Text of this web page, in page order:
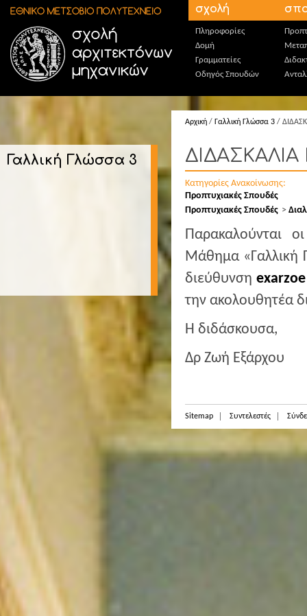
Παράκαμψη προς το κυρίως περιεχόμενο σχολή
Πληροφορίες
Δομή
Γραμματείες
Οδηγός Σπουδών
Γαλλική Γλώσσα 3
Αρχική / Γαλλική Γλώσσα 3 /
Κατηγορίες Ανακοίνωσης:
Προπτυχιακές Σπουδές
Προπτυχιακές Σπουδές
Παρακαλούνται
Μάθημα «Γαλλική
διεύθυνση
την ακολουθητέα
Η διδάσκουσα,
Δρ Ζωή Εξάρχου
Sitemap Συντελεστές